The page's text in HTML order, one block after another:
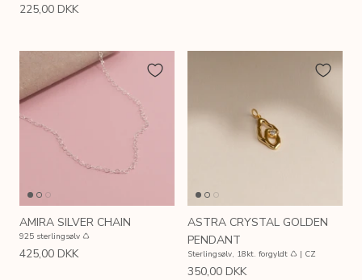
225,00 DKK
AMIRA SILVER CHAIN
925 sterlingsølv ♺
425,00 DKK
ASTRA CRYSTAL GOLDEN
PENDANT
Sterlingsølv, 18kt. forgyldt ♺ | CZ
350,00 DKK